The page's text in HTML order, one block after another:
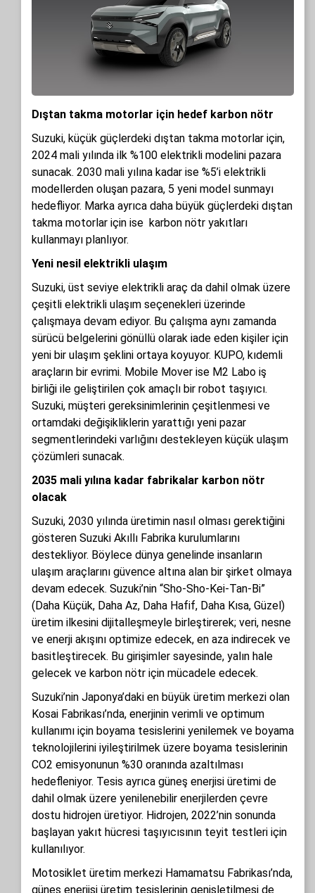
Dıştan takma motorlar için hedef karbon nötr
Suzuki, küçük güçlerdeki dıştan takma motorlar için,
2024 mali yılında ilk %100 elektrikli modelini pazara
sunacak. 2030 mali yılına kadar ise %5’i elektrikli
modellerden oluşan pazara, 5 yeni model sunmayı
hedefliyor. Marka ayrıca daha büyük güçlerdeki dıştan
takma motorlar için ise karbon nötr yakıtları
kullanmayı planlıyor.
Yeni nesil elektrikli ulaşım
Suzuki, üst seviye elektrikli araç da dahil olmak üzere
çeşitli elektrikli ulaşım seçenekleri üzerinde
çalışmaya devam ediyor. Bu çalışma aynı zamanda
sürücü belgelerini gönüllü olarak iade eden kişiler için
yeni bir ulaşım şeklini ortaya koyuyor. KUPO, kıdemli
araçların bir evrimi. Mobile Mover ise M2 Labo iş
birliği ile geliştirilen çok amaçlı bir robot taşıyıcı.
Suzuki, müşteri gereksinimlerinin çeşitlenmesi ve
ortamdaki değişikliklerin yarattığı yeni pazar
segmentlerindeki varlığını destekleyen küçük ulaşım
çözümleri sunacak.
2035 mali yılına kadar fabrikalar karbon nötr
olacak
Suzuki, 2030 yılında üretimin nasıl olması gerektiğini
gösteren Suzuki Akıllı Fabrika kurulumlarını
destekliyor. Böylece dünya genelinde insanların
ulaşım araçlarını güvence altına alan bir şirket olmaya
devam edecek. Suzuki’nin “Sho-Sho-Kei-Tan-Bi”
(Daha Küçük, Daha Az, Daha Hafif, Daha Kısa, Güzel)
üretim ilkesini dijitalleşmeyle birleştirerek; veri, nesne
ve enerji akışını optimize edecek, en aza indirecek ve
basitleştirecek. Bu girişimler sayesinde, yalın hale
gelecek ve karbon nötr için mücadele edecek.
Suzuki’nin Japonya’daki en büyük üretim merkezi olan
Kosai Fabrikası’nda, enerjinin verimli ve optimum
kullanımı için boyama tesislerini yenilemek ve boyama
teknolojilerini iyileştirilmek üzere boyama tesislerinin
CO2 emisyonunun %30 oranında azaltılması
hedefleniyor. Tesis ayrıca güneş enerjisi üretimi de
dahil olmak üzere yenilenebilir enerjilerden çevre
dostu hidrojen üretiyor. Hidrojen, 2022’nin sonunda
başlayan yakıt hücresi taşıyıcısının teyit testleri için
kullanılıyor.
Motosiklet üretim merkezi Hamamatsu Fabrikası’nda,
güneş enerjisi üretim tesislerinin genişletilmesi de